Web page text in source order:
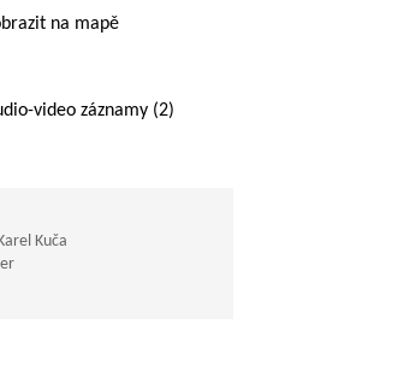
na mapě
video záznamy (2)
Kuča